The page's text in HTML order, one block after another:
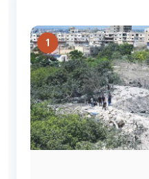
1